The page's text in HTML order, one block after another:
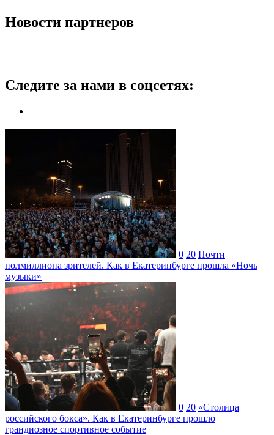
Новости партнеров
Следите за нами в соцсетях:
0 20 Почти
полмиллиона зрителей. Как в Екатеринбурге прошла «Ночь
музыки»
0 20 «Столица
российского бокса». Как в Екатеринбурге прошло
грандиозное спортивное событие